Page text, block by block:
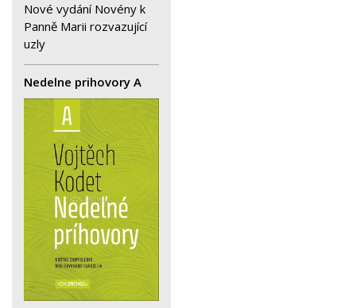
Nové vydání Novény k
Panně Marii rozvazující
uzly
Nedelne prihovory A